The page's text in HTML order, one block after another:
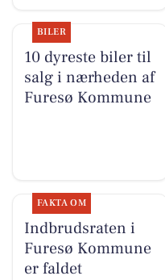
BILER
10 dyreste biler til
salg i nærheden af
Furesø Kommune
FAKTA OM
Indbrudsraten i
Furesø Kommune
er faldet